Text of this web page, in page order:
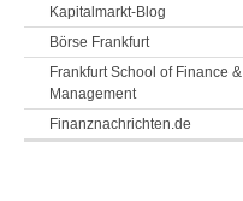
Kapitalmarkt-Blog
Börse Frankfurt
Frankfurt School of Finance &
Management
Finanznachrichten.de